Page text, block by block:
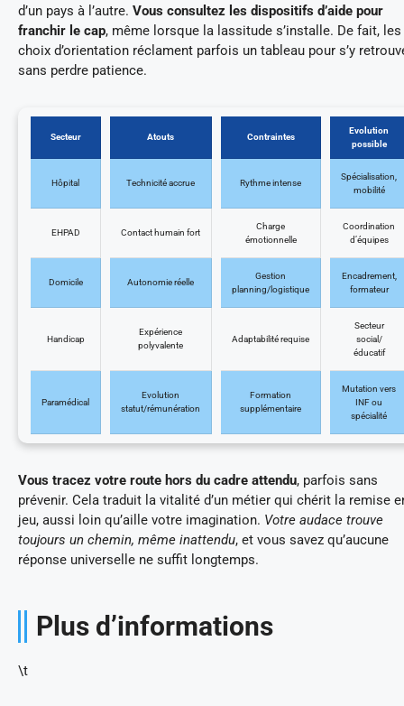
d’un pays à l’autre. Vous consultez les dispositifs d’aide pour
franchir le cap, même lorsque la lassitude s’installe. De fait, les
choix d’orientation réclament parfois un tableau pour s’y
sans perdre patience.
Secteur Atouts Contraintes
Evolution
possible
Hôpital Technicité accrue Rythme intense
Spécialisation,
mobilité
EHPAD Contact humain fort
Charge
émotionnelle
Coordination
d’équipes
Domicile Autonomie réelle
Gestion
planning/logistique
Encadrement,
formateur
Handicap
Expérience
polyvalente
Adaptabilité requise
Secteur
social/
éducatif
Paramédical
Evolution
statut/rémunération
Formation
supplémentaire
Mutation vers
INF ou
spécialité
Vous tracez votre route hors du cadre attendu, parfois sans
prévenir. Cela traduit la vitalité d’un métier qui chérit la remise
jeu, aussi loin qu’aille votre imagination. Votre audace trouve
toujours un chemin, même inattendu, et vous savez qu’aucune
réponse universelle ne suffit longtemps.
Plus d’informations
\t